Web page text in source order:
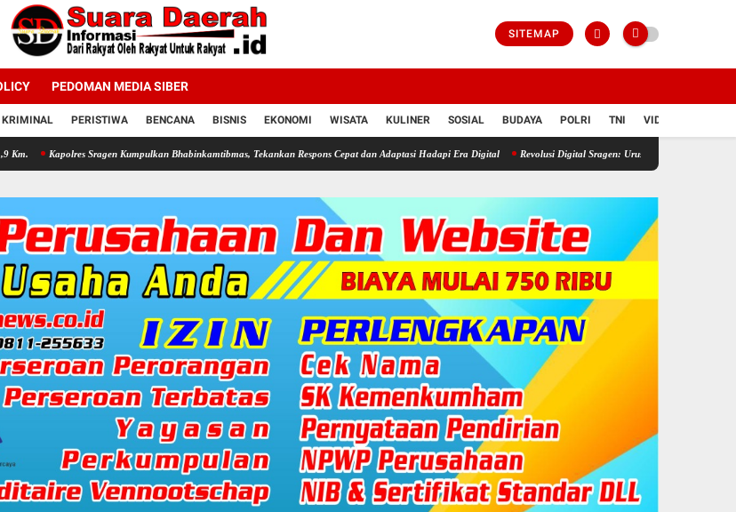
SITEMAP
PEDOMAN MEDIA SIBER
KRIMINAL PERISTIWA BENCANA BISNIS EKONOMI WISATA KULINER SOSIAL BUDAYA POLRI TNI VIDIO
Indonesia Tertibkan bendera luntur kusam dan Pasang Bendera Bercahaya Mewarnai Indonesia Merdeka !!! Dikeluhkan Warga Jono Tanon, Pemkab Sragen